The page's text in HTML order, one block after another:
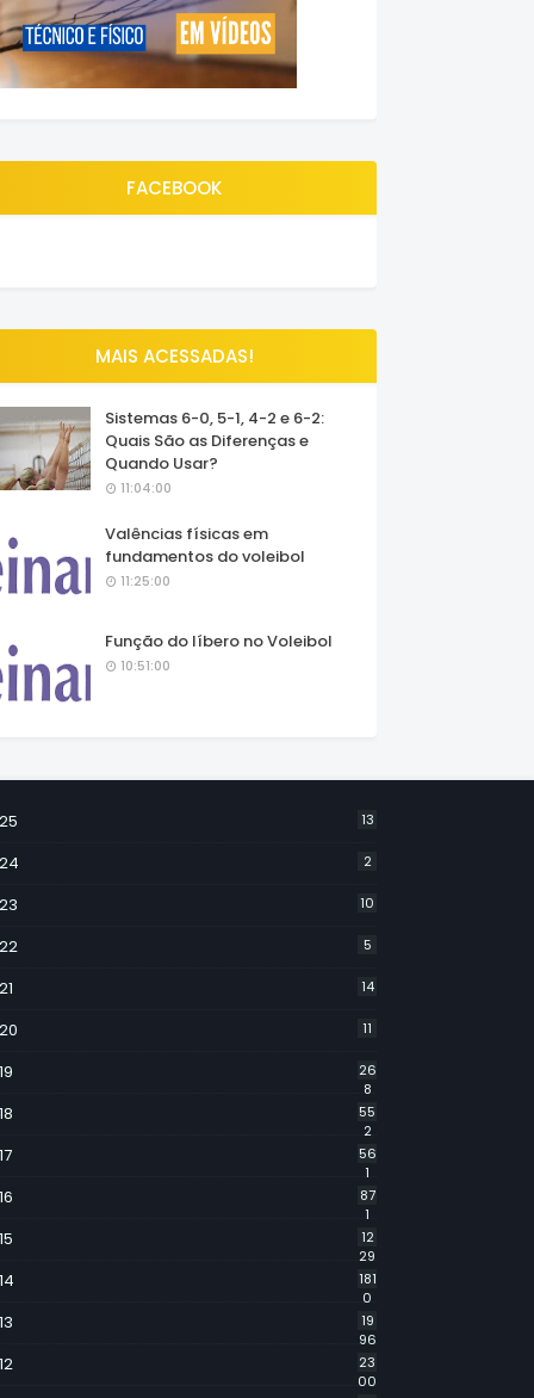
FACEBOOK
MAIS ACESSADAS!
Sistemas 6-0, 5-1, 4-2 e 6-2:
Quais São as Diferenças e
Quando Usar?
11:04:00
Valências físicas em
fundamentos do voleibol
11:25:00
Função do líbero no Voleibol
10:51:00
13
2
10
5
14
11
26
8
55
2
56
1
87
1
12
29
181
0
19
96
23
00